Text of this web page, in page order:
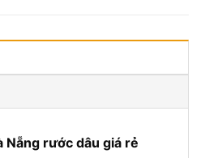
rước dâu giá rẻ